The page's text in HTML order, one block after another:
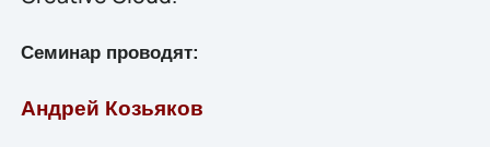
Семинар проводят:
Андрей Козьяков